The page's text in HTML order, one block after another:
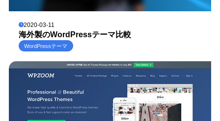
2020-03-11
海外製のWordPressテーマ比較
WordPressテーマ